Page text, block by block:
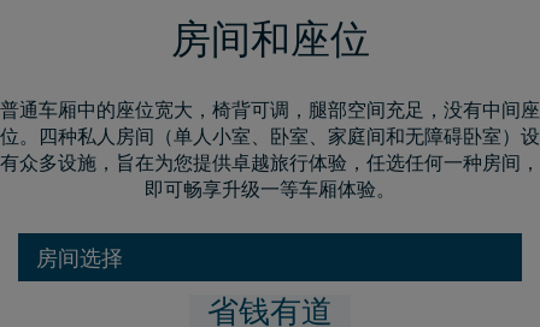
房间和座位
普通车厢中的座位宽大，椅背可调，腿部空间充足，没有中间座
位。四种私人房间（单人小室、卧室、家庭间和无障碍卧室）设
有众多设施，旨在为您提供卓越旅行体验，任选任何一种房间，
即可畅享升级一等车厢体验。
房间选择
省钱有道